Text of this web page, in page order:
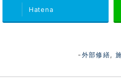
Hatena
-外部修繕,